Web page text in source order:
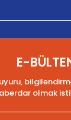
E-
olmak